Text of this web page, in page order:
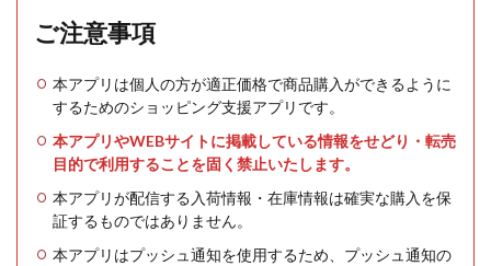
ご注意事項
本アプリは個人の方が適正価格で商品購入ができるように
するためのショッピング支援アプリです。
本アプリやWEBサイトに掲載している情報をせどり・転売
目的で利用することを固く禁止いたします。
本アプリが配信する入荷情報・在庫情報は確実な購入を保
証するものではありません。
本アプリはプッシュ通知を使用するため、プッシュ通知の